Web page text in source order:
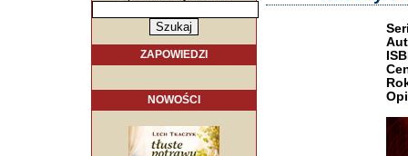
ZAPOWIEDZI
NOWOŚCI